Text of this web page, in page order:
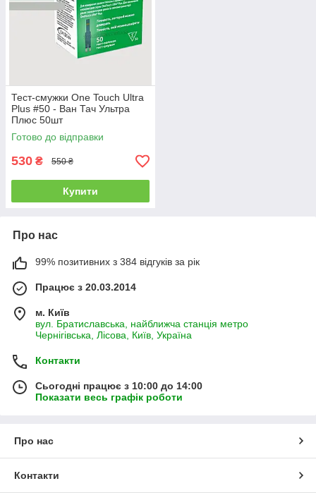
Тест-смужки One Touch Ultra
Plus #50 - Ван Тач Ультра
Плюс 50шт
Готово до відправки
530 ₴ 550 ₴
Купити
Про нас
99% позитивних з 384 відгуків за рік
Працює з 20.03.2014
м. Київ
вул. Братиславська, найближча станція метро
Чернігівська, Лісова, Київ, Україна
Контакти
Сьогодні працює з 10:00 до 14:00
Показати весь графік роботи
Про нас
Контакти